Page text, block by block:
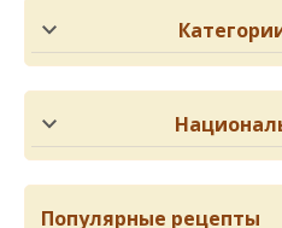
Популярные рецепты